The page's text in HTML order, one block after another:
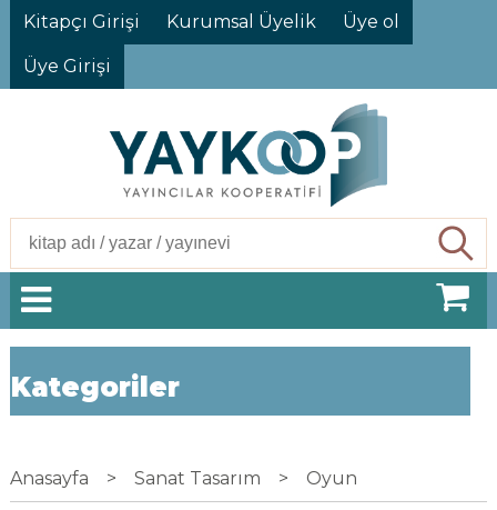
Kitapçı Girişi Kurumsal Üyelik Üye ol
Üye Girişi
Kategoriler
Anasayfa > Sanat Tasarım > Oyun